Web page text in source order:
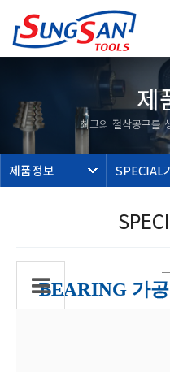
제
최고의 절삭공구를
제품정보
BEARING 가